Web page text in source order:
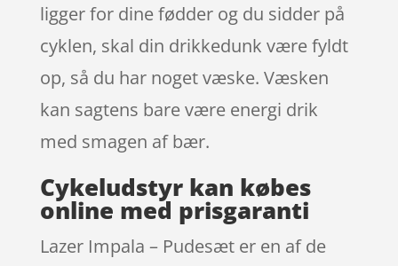
ligger for dine fødder og du sidder på
cyklen, skal din drikkedunk være fyldt
op, så du har noget væske. Væsken
kan sagtens bare være energi drik
med smagen af bær.
Cykeludstyr kan købes
online med prisgaranti
Lazer Impala – Pudesæt er en af de